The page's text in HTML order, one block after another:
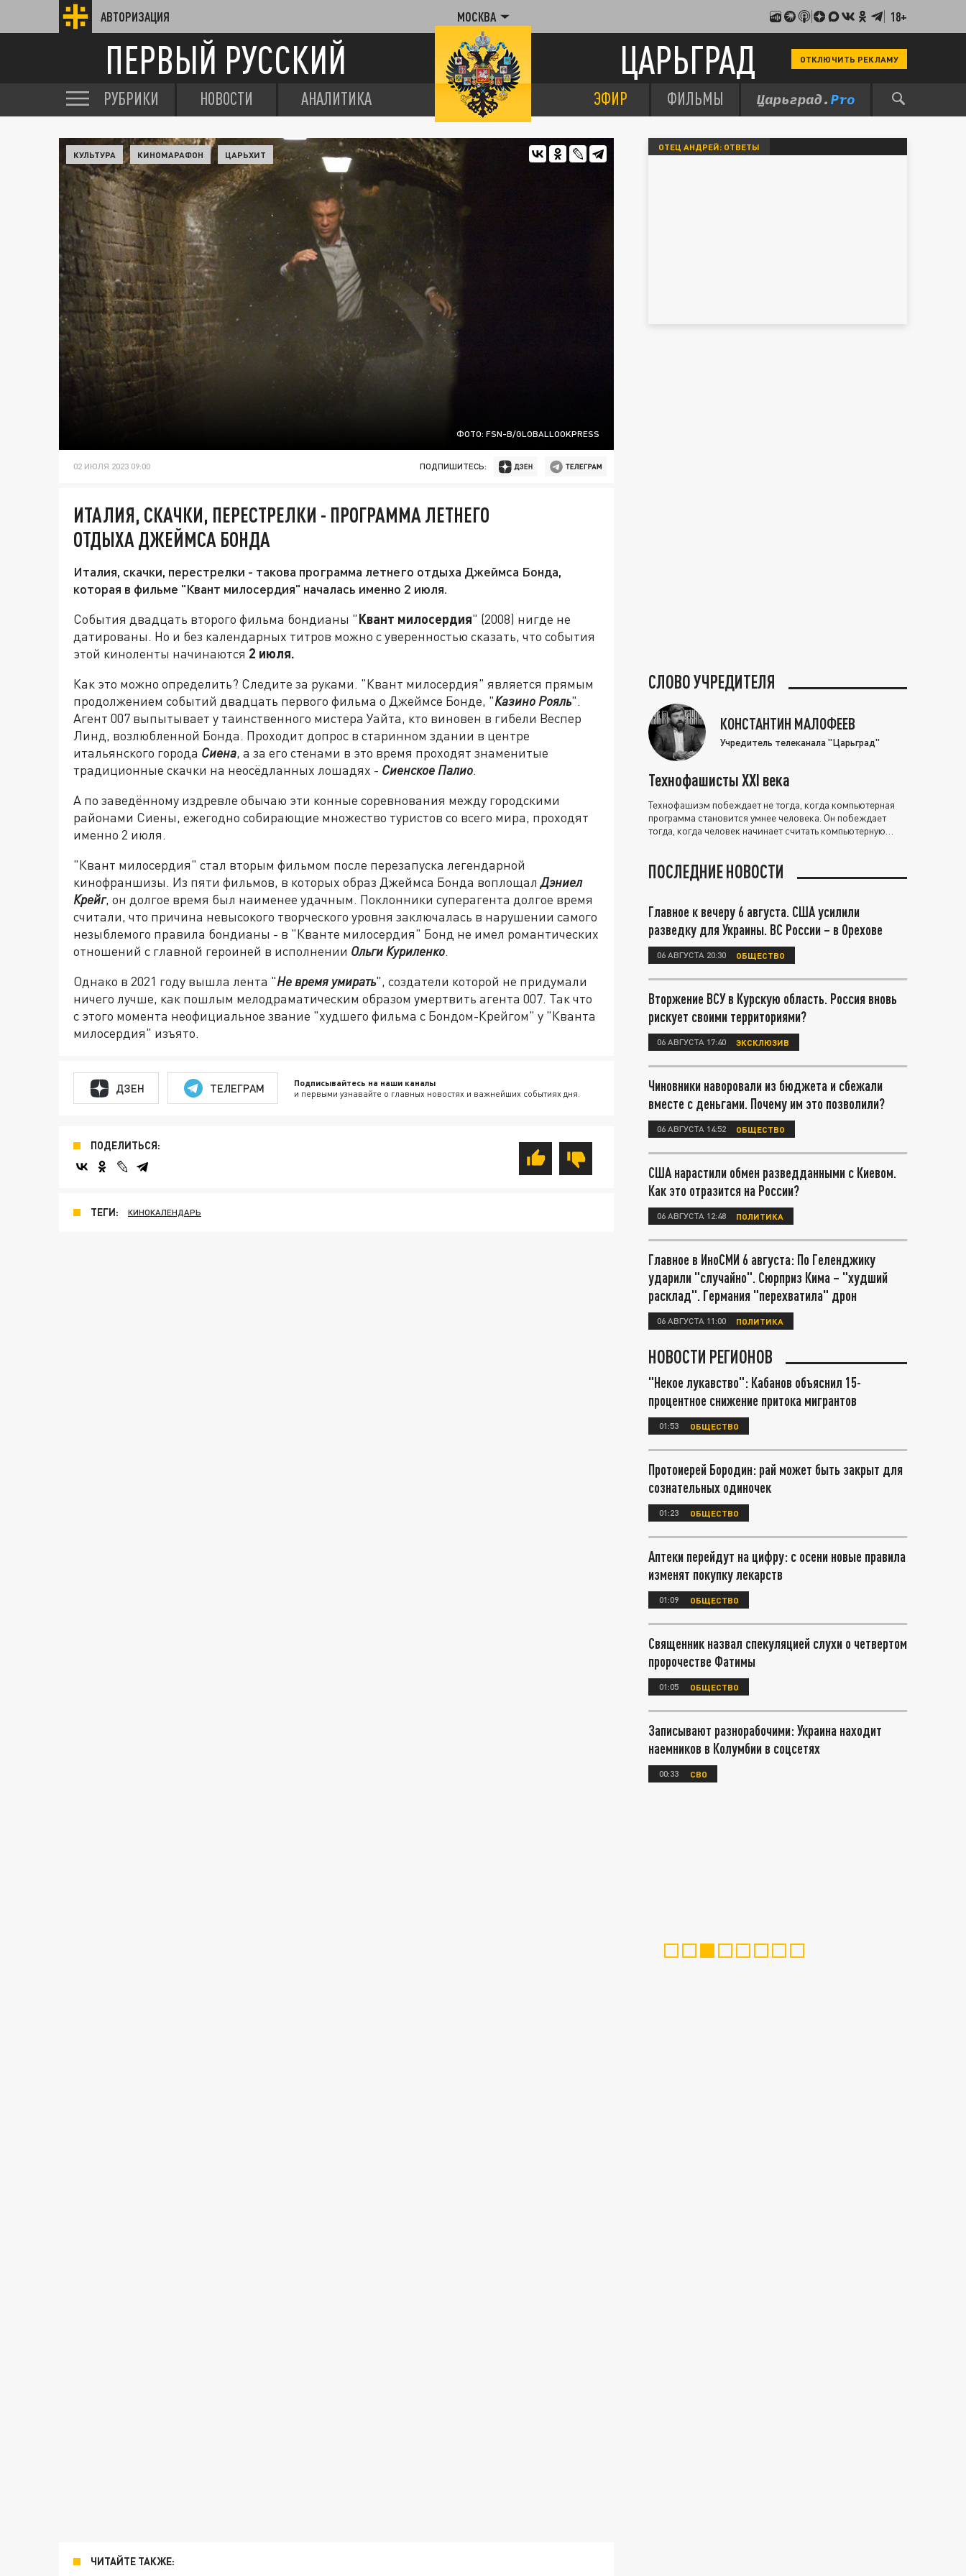
АВТОРИЗАЦИЯ МОСКВА 18+
ПЕРВЫЙ РУССКИЙ ЦАРЬГРАД ОТКЛЮЧИТЬ РЕКЛАМУ
РУБРИКИ НОВОСТИ АНАЛИТИКА ЭФИР ФИЛЬМЫ
ФОТО: FSN-B/GLOBALLOOKPRESS
КУЛЬТУРА КИНОМАРАФОН ЦАРЬХИТ
02 ИЮЛЯ 2023 09:00 ПОДПИШИТЕСЬ:
ИТАЛИЯ, СКАЧКИ, ПЕРЕСТРЕЛКИ - ПРОГРАММА ЛЕТНЕГО
ОТДЫХА ДЖЕЙМСА БОНДА
Италия, скачки, перестрелки - такова программа летнего отдыха Джеймса Бонда,
которая в фильме "Квант милосердия" началась именно 2 июля.
События двадцать второго фильма бондианы "Квант милосердия" (2008) нигде не
датированы. Но и без календарных титров можно с уверенностью сказать, что события
этой киноленты начинаются 2 июля.
Как это можно определить? Следите за руками. "Квант милосердия" является прямым
продолжением событий двадцать первого фильма о Джеймсе Бонде, "Казино Рояль".
Агент 007 выпытывает у таинственного мистера Уайта, кто виновен в гибели Веспер
Линд, возлюбленной Бонда. Проходит допрос в старинном здании в центре
итальянского города Сиена, а за его стенами в это время проходят знаменитые
традиционные скачки на неосёдланных лошадях - Сиенское Палио.
А по заведённому издревле обычаю эти конные соревнования между городскими
районами Сиены, ежегодно собирающие множество туристов со всего мира, проходят
именно 2 июля.
"Квант милосердия" стал вторым фильмом после перезапуска легендарной
кинофраншизы. Из пяти фильмов, в которых образ Джеймса Бонда воплощалДэниел
Крейг, он долгое время был наименее удачным. Поклонники суперагента долгое время
считали, что причина невысокого творческого уровня заключалась в нарушении самого
незыблемого правила бондианы - в "Кванте милосердия" Бонд не имел романтических
отношений с главной героиней в исполнении Ольги Куриленко.
Однако в 2021 году вышла лента "Не время умирать", создатели которой не придумали
ничего лучше, как пошлым мелодраматическим образом умертвить агента 007. Так что
с этого момента неофициальное звание "худшего фильма с Бондом-Крейгом" у "Кванта
милосердия" изъято.
ДЗЕН ТЕЛЕГРАМ Подписывайтесь на наши каналы
и первыми узнавайте о главных новостях и важнейших событиях дня.
ПОДЕЛИТЬСЯ:
ТЕГИ: КИНОКАЛЕНДАРЬ
ЧИТАЙТЕ ТАКЖЕ:
ОТЕЦ АНДРЕЙ: ОТВЕТЫ
СЛОВО УЧРЕДИТЕЛЯ
КОНСТАНТИН МАЛОФЕЕВ
Учредитель телеканала "Царьград"
Технофашисты XXI века
Технофашизм побеждает не тогда, когда компьютерная
программа становится умнее человека. Он побеждает
тогда, когда человек начинает считать компьютерную
ПОСЛЕДНИЕ НОВОСТИ
Главное к вечеру 6 августа. США усилили
разведку для Украины. ВС России – в Орехове
06 АВГУСТА 20:30 ОБЩЕСТВО
Вторжение ВСУ в Курскую область. Россия вновь
рискует своими территориями?
06 АВГУСТА 17:40 ЭКСКЛЮЗИВ
Чиновники наворовали из бюджета и сбежали
вместе с деньгами. Почему им это позволили?
06 АВГУСТА 14:52 ОБЩЕСТВО
США нарастили обмен разведданными с Киевом.
Как это отразится на России?
06 АВГУСТА 12:48 ПОЛИТИКА
Главное в ИноСМИ 6 августа: По Геленджику
ударили "случайно". Сюрприз Кима – "худший
расклад". Германия "перехватила" дрон
06 АВГУСТА 11:00 ПОЛИТИКА
НОВОСТИ РЕГИОНОВ
"Некое лукавство": Кабанов объяснил 15-
процентное снижение притока мигрантов
01:53 ОБЩЕСТВО
Протоиерей Бородин: рай может быть закрыт для
сознательных одиночек
01:23 ОБЩЕСТВО
Аптеки перейдут на цифру: с осени новые правила
изменят покупку лекарств
01:09 ОБЩЕСТВО
Священник назвал спекуляцией слухи о четвертом
пророчестве Фатимы
01:05 ОБЩЕСТВО
Записывают разнорабочими: Украина находит
наемников в Колумбии в соцсетях
00:33 СВО